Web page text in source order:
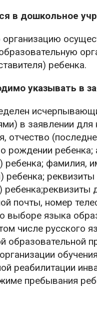
в дошкольное
ребенка.
указывать в
в заявлении
отчество
рождении
ребенка; фамилия,
ребенка;
почты, номер
выборе языка
числе русского
образовательной
реабилитации
пребывания